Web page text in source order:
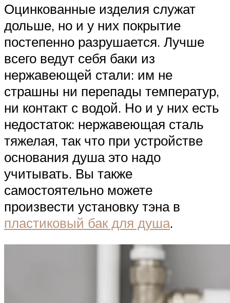
Оцинкованные изделия служат
дольше, но и у них покрытие
постепенно разрушается. Лучше
всего ведут себя баки из
нержавеющей стали: им не
страшны ни перепады температур,
ни контакт с водой. Но и у них есть
недостаток: нержавеющая сталь
тяжелая, так что при устройстве
основания душа это надо
учитывать. Вы также
самостоятельно можете
произвести установку тэна в
пластиковый бак для душа.